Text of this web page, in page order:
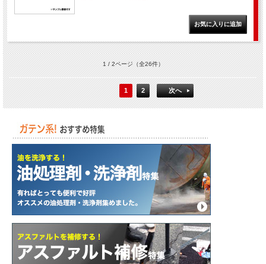
1 / 2ページ（全26件）
1 2 次へ